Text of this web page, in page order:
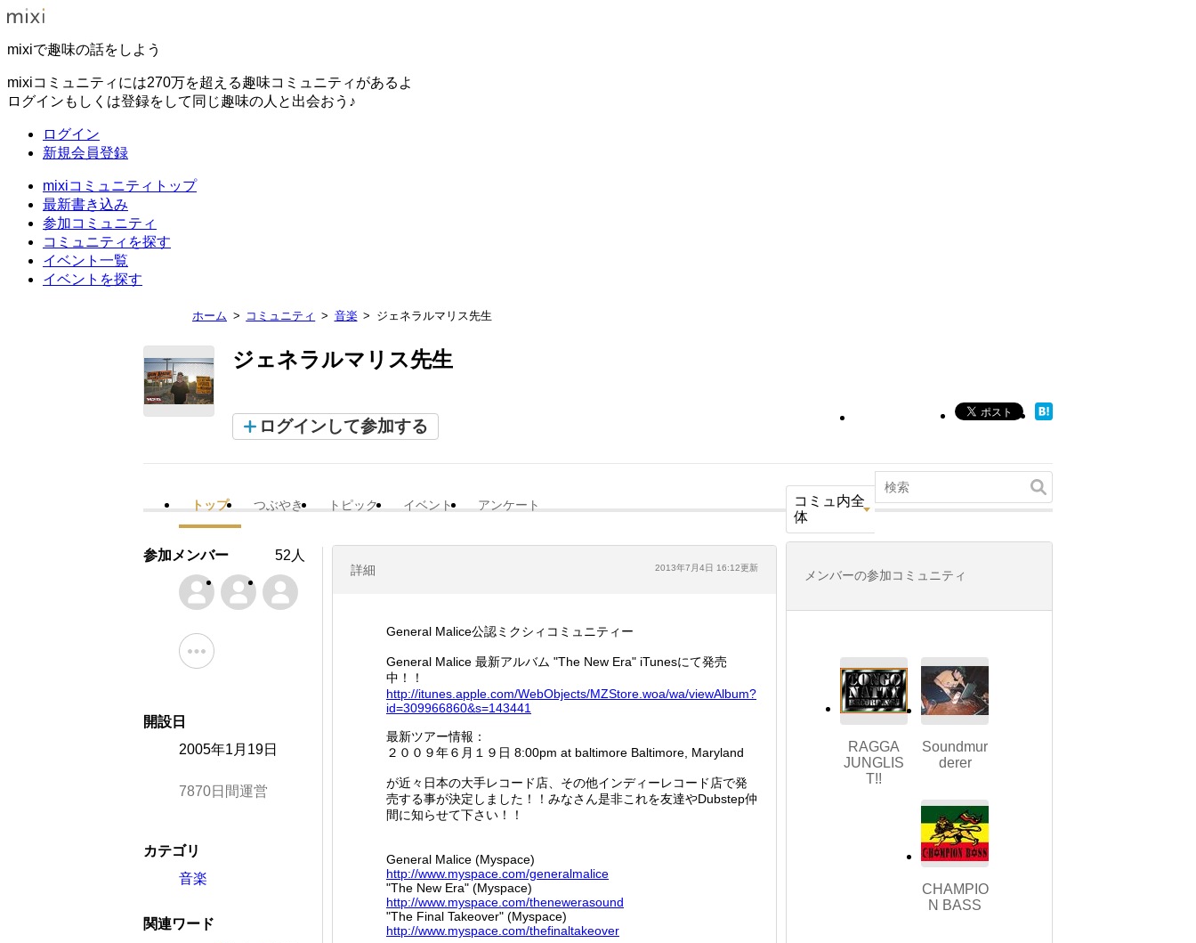
mixiで趣味の話をしよう
mixiコミュニティには270万を超える趣味コミュニティがあるよ
ログインもしくは登録をして同じ趣味の人と出会おう♪
ログイン
新規会員登録
mixiコミュニティトップ
最新書き込み
参加コミュニティ
コミュニティを探す
イベント一覧
イベントを探す
ホーム コミュニティ 音楽 ジェネラルマリス先生
ジェネラルマリス先生
ログインして参加する
トップ つぶやき トピック イベント アンケート
コミュ内全
体
詳細 2013年7月4日 16:12更新
General Malice公認ミクシィコミュニティー
General Malice 最新アルバム "The New Era" iTunesにて発売
中！！
http://itunes. apple.com/WebObjects/MZStore .woa/wa/viewAlbum?
id=309966860&s=143441
最新ツアー情報：
２００９年６月１９日 8:00pm at baltimore Baltimore, Maryland
が近々日本の大手レコード店、その他インディーレコード店で発
売する事が決定しました！！みなさん是非これを友達やDubstep仲
間に知らせて下さい！！
General Malice (Myspace)
http://www.myspace.com/generalmalice
"The New Era" (Myspace)
http://www.myspace.com/thenewerasound
"The Final Takeover" (Myspace)
http://www.myspace.com/thefinaltakeover
参加メンバー 52人
開設日
2005年1月19日
7870日間運営
カテゴリ
音楽
関連ワード
メンバーの参加コミュニティ
RAGGA
JUNGLIS
T!!
Soundmur
derer
CHAMPIO
N BASS